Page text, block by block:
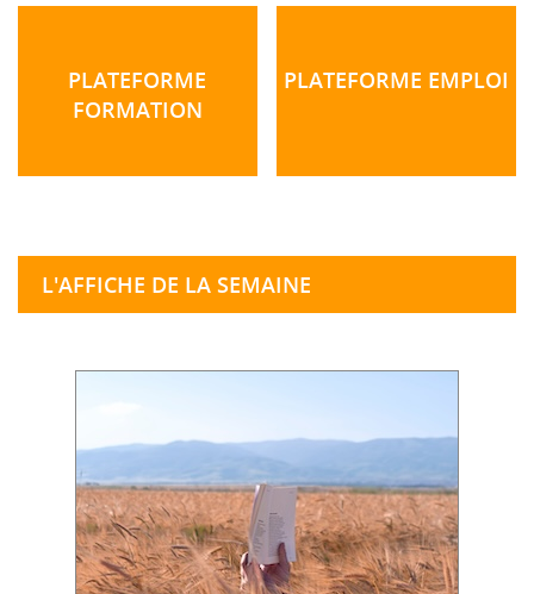
PLATEFORME
FORMATION
PLATEFORME EMPLOI
L'AFFICHE DE LA SEMAINE